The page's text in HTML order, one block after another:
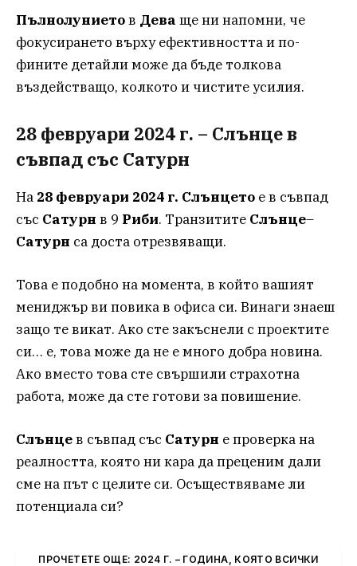
Пълнолуниетов Дева ще ни напомни, че
фокусирането върху ефективността и по-
фините детайли може да бъде толкова
въздействащо, колкото и чистите усилия.
28 февруари 2024 г. – Слънце в
съвпад със Сатурн
На 28 февруари 2024 г. Слънцето е в съвпад
със Сатурн в 9 Риби. Транзитите Слънце–
Сатурн са доста отрезвяващи.
Това е подобно на момента, в който вашият
мениджър ви повика в офиса си. Винаги знаеш
защо те викат. Ако сте закъснели с проектите
си… е, това може да не е много добра новина.
Ако вместо това сте свършили страхотна
работа, може да сте готови за повишение.
Слънцев съвпад със Сатурн е проверка на
реалността, която ни кара да преценим дали
сме на път с целите си. Осъществяваме ли
потенциала си?
ПРОЧЕТЕТЕ ОЩЕ: 2024 Г. – ГОДИНА, КОЯТО ВСИЧКИ